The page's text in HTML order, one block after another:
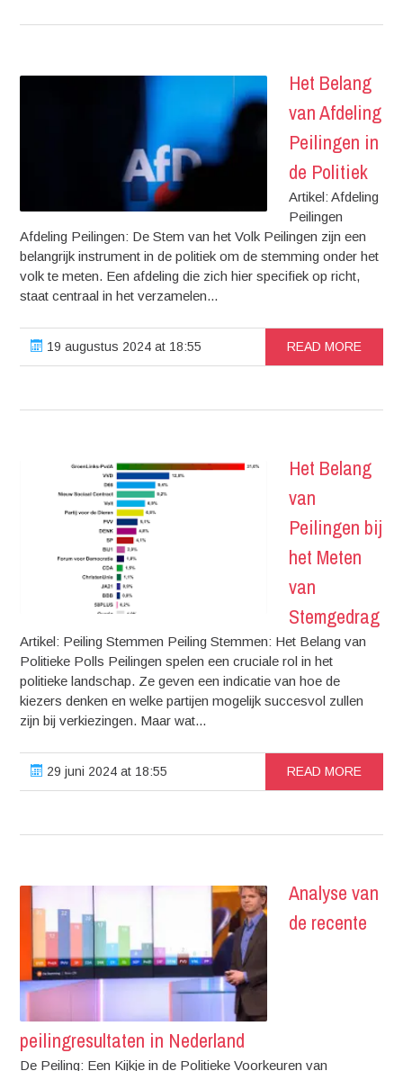
Het Belang
van Afdeling
Peilingen in
de Politiek
Artikel: Afdeling
Peilingen
Afdeling Peilingen: De Stem van het Volk Peilingen zijn een
belangrijk instrument in de politiek om de stemming onder het
volk te meten. Een afdeling die zich hier specifiek op richt,
staat centraal in het verzamelen...
19 augustus 2024 at 18:55 READ MORE
Het Belang
van
Peilingen bij
het Meten
van
Stemgedrag
Artikel: Peiling Stemmen Peiling Stemmen: Het Belang van
Politieke Polls Peilingen spelen een cruciale rol in het
politieke landschap. Ze geven een indicatie van hoe de
kiezers denken en welke partijen mogelijk succesvol zullen
zijn bij verkiezingen. Maar wat...
29 juni 2024 at 18:55 READ MORE
Analyse van
de recente
peilingresultaten in Nederland
De Peiling: Een Kijkje in de Politieke Voorkeuren van